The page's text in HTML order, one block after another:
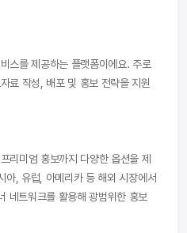
스를 제공하는 플랫폼이에요. 주로
료 작성, 배포 및 홍보 전략을 지원
리미엄 홍보까지 다양한 옵션을 제
아, 유럽, 아메리카 등 해외 시장에서
네트워크를 활용해 광범위한 홍보